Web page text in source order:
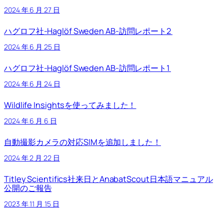
2024 年 6 月 27 日
ハグロフ社-Haglöf Sweden AB-訪問レポート2
2024 年 6 月 25 日
ハグロフ社-Haglöf Sweden AB-訪問レポート1
2024 年 6 月 24 日
Wildlife Insightsを使ってみました！
2024 年 6 月 6 日
自動撮影カメラの対応SIMを追加しました！
2024 年 2 月 22 日
Titley Scientifics社来日とAnabatScout日本語マニュアル
公開のご報告
2023 年 11 月 15 日